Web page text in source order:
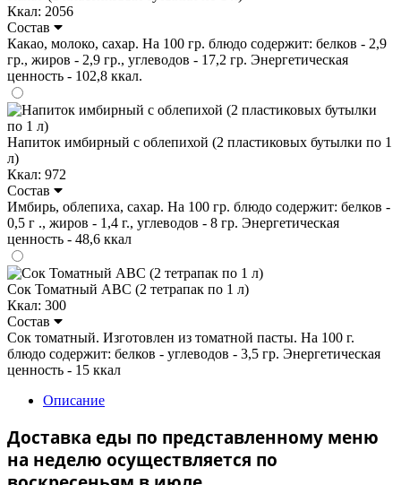
Ккал: 2056
Состав
Какао, молоко, сахар. На 100 гр. блюдо содержит: белков - 2,9
гр., жиров - 2,9 гр., углеводов - 17,2 гр. Энергетическая
ценность - 102,8 ккал.
Напиток имбирный с облепихой (2 пластиковых бутылки по 1
л)
Ккал: 972
Состав
Имбирь, облепиха, сахар. На 100 гр. блюдо содержит: белков -
0,5 г ., жиров - 1,4 г., углеводов - 8 гр. Энергетическая
ценность - 48,6 ккал
Сок Томатный ABC (2 тетрапак по 1 л)
Ккал: 300
Состав
Сок томатный. Изготовлен из томатной пасты. На 100 г.
блюдо содержит: белков - углеводов - 3,5 гр. Энергетическая
ценность - 15 ккал
Описание
Доставка еды по представленному меню
на неделю осуществляется по